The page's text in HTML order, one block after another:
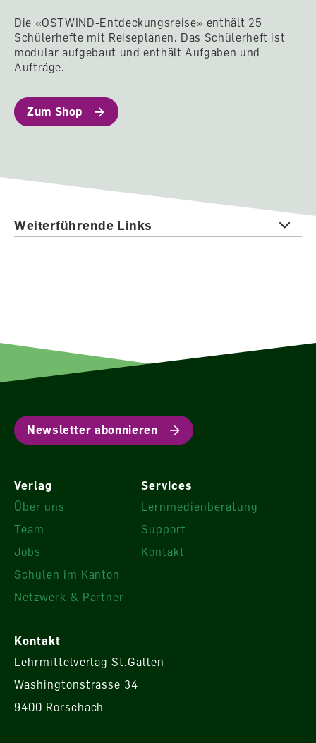
Die «OSTWIND-Entdeckungsreise» enthält 25
Schülerhefte mit Reiseplänen. Das Schülerheft ist
modular aufgebaut und enthält Aufgaben und
Aufträge.
Zum Shop
Weiterführende Links
Newsletter abonnieren
Verlag
Über uns
Team
Jobs
Schulen im Kanton
Netzwerk & Partner
Services
Lernmedienberatung
Support
Kontakt
Kontakt
Lehrmittelverlag St.Gallen
Washingtonstrasse 34
9400 Rorschach